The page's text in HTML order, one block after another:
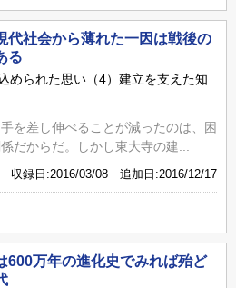
代社会から薄れた一因は戦後の
る
められた思い（4）建立を支えた知
を差し伸べることが減ったのは、困
だからだ。しかし東大寺の建...
収録日:2016/03/08 追加日:2016/12/17
600万年の進化史でみれば殆ど